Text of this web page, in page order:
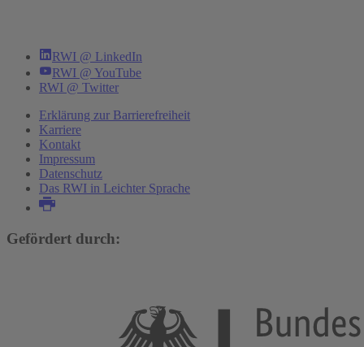
RWI @ LinkedIn
RWI @ YouTube
RWI @ Twitter
Erklärung zur Barrierefreiheit
Karriere
Kontakt
Impressum
Datenschutz
Das RWI in Leichter Sprache
Gefördert durch: